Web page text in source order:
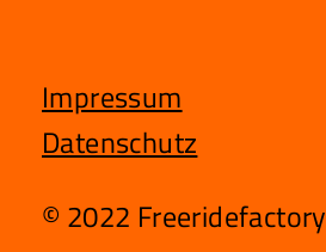
Impressum
Datenschutz
© 2022 Freeridefactory